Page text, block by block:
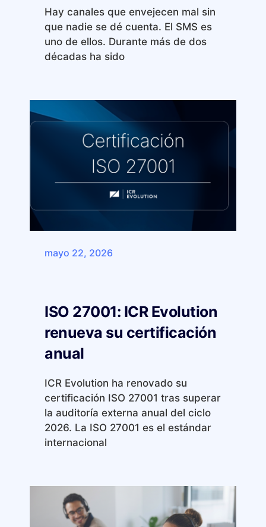
Hay canales que envejecen mal sin
que nadie se dé cuenta. El SMS es
uno de ellos. Durante más de dos
décadas ha sido
mayo 22, 2026
ISO 27001: ICR Evolution
renueva su certificación
anual
ICR Evolution ha renovado su
certificación ISO 27001 tras superar
la auditoría externa anual del ciclo
2026. La ISO 27001 es el estándar
internacional